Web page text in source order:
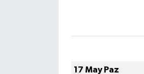
17 May Paz